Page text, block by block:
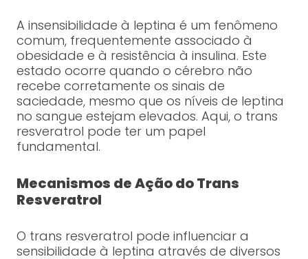
A insensibilidade à leptina é um fenômeno
comum, frequentemente associado à
obesidade e à resistência à insulina. Este
estado ocorre quando o cérebro não
recebe corretamente os sinais de
saciedade, mesmo que os níveis de leptina
no sangue estejam elevados. Aqui, o trans
resveratrol pode ter um papel
fundamental.
Mecanismos de Ação do Trans
Resveratrol
O trans resveratrol pode influenciar a
sensibilidade à leptina através de diversos